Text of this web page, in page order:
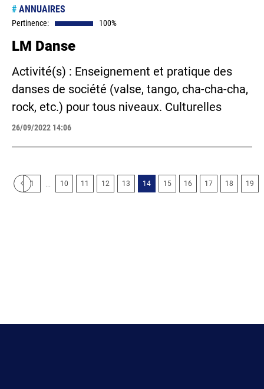
# ANNUAIRES
Pertinence: 100%
LM Danse
Activité(s) : Enseignement et pratique des
danses de société (valse, tango, cha-cha-cha,
rock, etc.) pour tous niveaux. Culturelles
26/09/2022 14:06
1 10 11 12 13 14 15 16 17 18 19